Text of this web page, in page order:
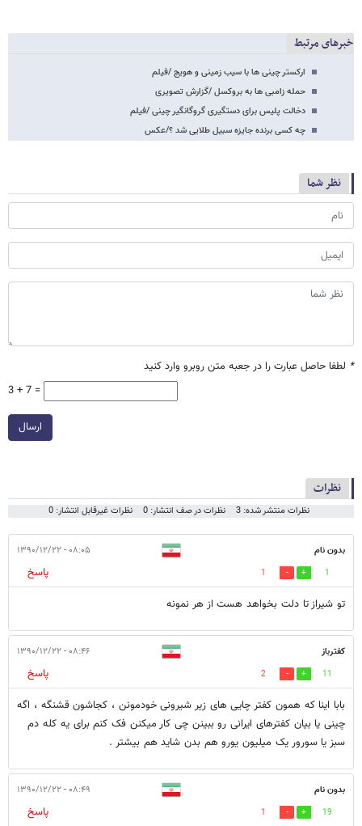
خبرهای مرتبط
ارکستر چینی ها با سیب زمینی و هویج /فیلم
حمله زامبی ها به بروکسل /گزارش تصویری
دخالت پلیس برای دستگیری گروگانگیر چینی /فیلم
چه کسی برنده جایزه سبیل طلایی شد ؟/عکس
نظر شما
* لطفا حاصل عبارت را در جعبه متن روبرو وارد کنید
3 + 7 =
ارسال
نظرات
نظرات منتشر شده: 3 نظرات در صف انتشار: 0 نظرات غیرقابل انتشار: 0
بدون نام ۰۸:۰۵ - ۱۳۹۰/۱۲/۲۲
1
1
پاسخ
تو شیراز تا دلت بخواهد هست از هر نمونه
کفترباز ۰۸:۴۶ - ۱۳۹۰/۱۲/۲۲
11
2
پاسخ
بابا اینا که همون کفتر چایی های زیر شیرونی خودمونن ، کجاشون قشنگه ، اگه
چینی یا بیان کفترهای ایرانی رو ببینن چی کار میکنن فک کنم برای یه کله دم
سبز یا سورور یک میلیون یورو هم بدن شاید هم بیشتر .
بدون نام ۰۸:۴۹ - ۱۳۹۰/۱۲/۲۲
19
1 پاسخ